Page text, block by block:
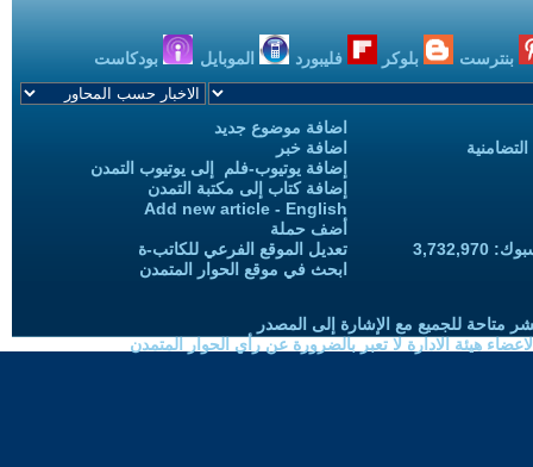
بنترست بلوكر فليبورد الموبايل بودكاست
اضافة موضوع جديد
اضافة خبر
إضافة يوتيوب-فلم إلى يوتيوب التمدن
إضافة كتاب إلى مكتبة التمدن
Add new article - English
أضف حملة
تعديل الموقع الفرعي للكاتب-ة
ابحث في موقع الحوار المتمدن
متاحة للجميع مع الإشارة إلى المصدر
هيئة الادارة لا تعبر بالضرورة عن رأي الحوار المتمدن